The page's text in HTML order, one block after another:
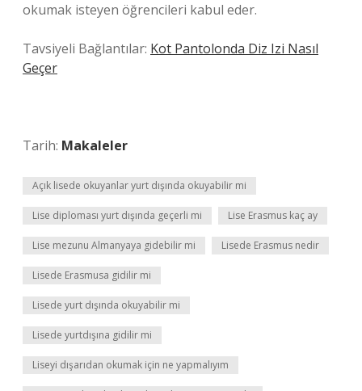
okumak isteyen öğrencileri kabul eder.
Tavsiyeli Bağlantılar: Kot Pantolonda Diz Izi Nasıl
Geçer
Tarih: Makaleler
Açık lisede okuyanlar yurt dışında okuyabilir mi
Lise diploması yurt dışında geçerli mi Lise Erasmus kaç ay
Lise mezunu Almanyaya gidebilir mi Lisede Erasmus nedir
Lisede Erasmusa gidilir mi
Lisede yurt dışında okuyabilir mi
Lisede yurtdışına gidilir mi
Liseyi dışarıdan okumak için ne yapmalıyım